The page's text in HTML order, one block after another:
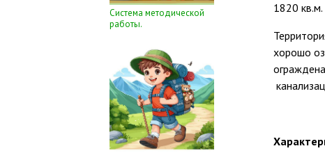
Система методической
работы.
1820 кв.м.
хорошо